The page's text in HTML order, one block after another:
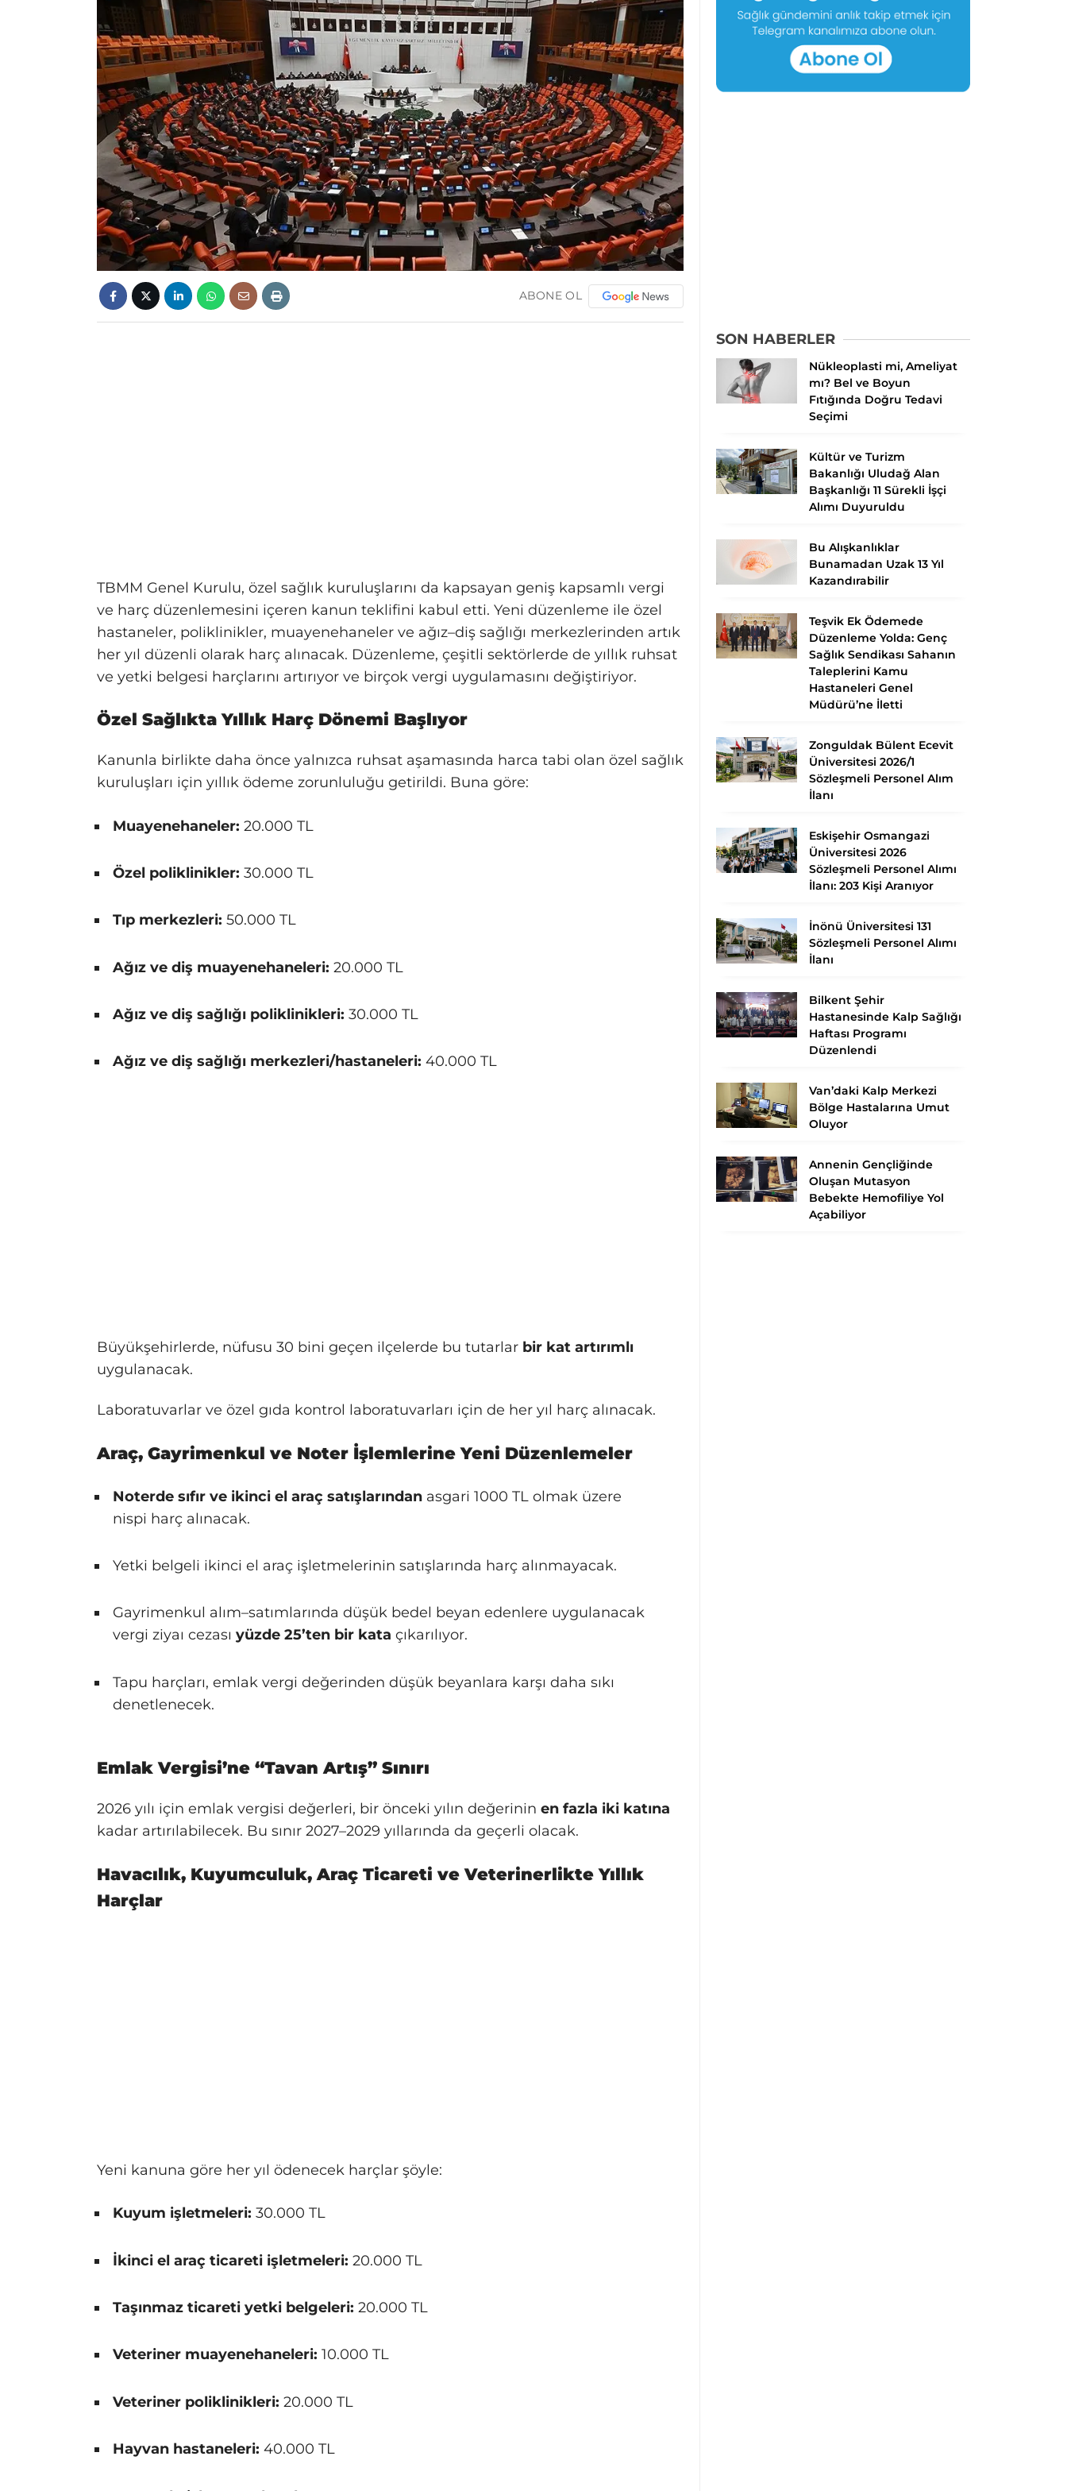
ABONE OL
TBMM Genel Kurulu, özel sağlık kuruluşlarını da kapsayan geniş kapsamlı vergi
ve harç düzenlemesini içeren kanun teklifini kabul etti. Yeni düzenleme ile özel
hastaneler, poliklinikler, muayenehaneler ve ağız–diş sağlığı merkezlerinden artık
her yıl düzenli olarak harç alınacak. Düzenleme, çeşitli sektörlerde de yıllık ruhsat
ve yetki belgesi harçlarını artırıyor ve birçok vergi uygulamasını değiştiriyor.
Özel Sağlıkta Yıllık Harç Dönemi Başlıyor
Kanunla birlikte daha önce yalnızca ruhsat aşamasında harca tabi olan özel sağlık
kuruluşları için yıllık ödeme zorunluluğu getirildi. Buna göre:
Muayenehaneler: 20.000 TL
Özel poliklinikler: 30.000 TL
Tıp merkezleri: 50.000 TL
Ağız ve diş muayenehaneleri: 20.000 TL
Ağız ve diş sağlığı poliklinikleri: 30.000 TL
Ağız ve diş sağlığı merkezleri/hastaneleri: 40.000 TL
Büyükşehirlerde, nüfusu 30 bini geçen ilçelerde bu tutarlar bir kat artırımlı
uygulanacak.
Laboratuvarlar ve özel gıda kontrol laboratuvarları için de her yıl harç alınacak.
Araç, Gayrimenkul ve Noter İşlemlerine Yeni Düzenlemeler
Noterde sıfır ve ikinci el araç satışlarından asgari 1000 TL olmak üzere
nispi harç alınacak.
Yetki belgeli ikinci el araç işletmelerinin satışlarında harç alınmayacak.
Gayrimenkul alım–satımlarında düşük bedel beyan edenlere uygulanacak
vergi ziyaı cezası yüzde 25’ten bir kata çıkarılıyor.
Tapu harçları, emlak vergi değerinden düşük beyanlara karşı daha sıkı
denetlenecek.
Emlak Vergisi’ne “Tavan Artış” Sınırı
2026 yılı için emlak vergisi değerleri, bir önceki yılın değerinin en fazla iki katına
kadar artırılabilecek. Bu sınır 2027–2029 yıllarında da geçerli olacak.
Havacılık, Kuyumculuk, Araç Ticareti ve Veterinerlikte Yıllık
Harçlar
Yeni kanuna göre her yıl ödenecek harçlar şöyle:
Kuyum işletmeleri: 30.000 TL
İkinci el araç ticareti işletmeleri: 20.000 TL
Taşınmaz ticareti yetki belgeleri: 20.000 TL
Veteriner muayenehaneleri: 10.000 TL
Veteriner poliklinikleri: 20.000 TL
Hayvan hastaneleri: 40.000 TL
SON HABERLER
Nükleoplasti mi, Ameliyat
mı? Bel ve Boyun
Fıtığında Doğru Tedavi
Seçimi
Kültür ve Turizm
Bakanlığı Uludağ Alan
Başkanlığı 11 Sürekli İşçi
Alımı Duyuruldu
Bu Alışkanlıklar
Bunamadan Uzak 13 Yıl
Kazandırabilir
Teşvik Ek Ödemede
Düzenleme Yolda: Genç
Sağlık Sendikası Sahanın
Taleplerini Kamu
Hastaneleri Genel
Müdürü’ne İletti
Zonguldak Bülent Ecevit
Üniversitesi 2026/1
Sözleşmeli Personel Alım
İlanı
Eskişehir Osmangazi
Üniversitesi 2026
Sözleşmeli Personel Alımı
İlanı: 203 Kişi Aranıyor
İnönü Üniversitesi 131
Sözleşmeli Personel Alımı
İlanı
Bilkent Şehir
Hastanesinde Kalp Sağlığı
Haftası Programı
Düzenlendi
Van’daki Kalp Merkezi
Bölge Hastalarına Umut
Oluyor
Annenin Gençliğinde
Oluşan Mutasyon
Bebekte Hemofiliye Yol
Açabiliyor